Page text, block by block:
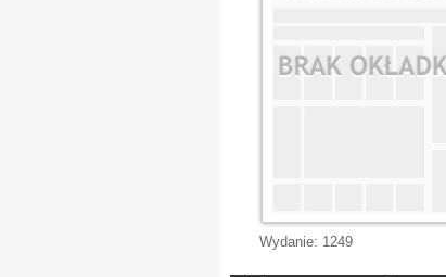
Wydanie: 1249